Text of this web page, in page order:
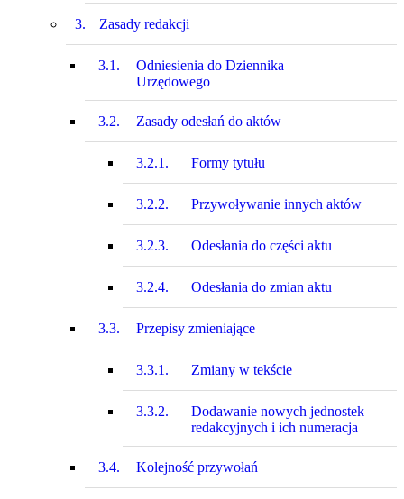
3. Zasady redakcji
3.1.
Odniesienia do Dziennika
Urzędowego
3.2. Zasady odesłań do aktów
3.2.1. Formy tytułu
3.2.2. Przywoływanie innych aktów
3.2.3. Odesłania do części aktu
3.2.4. Odesłania do zmian aktu
3.3. Przepisy zmieniające
3.3.1. Zmiany w tekście
3.3.2.
Dodawanie nowych jednostek
redakcyjnych i ich numeracja
3.4. Kolejność przywołań